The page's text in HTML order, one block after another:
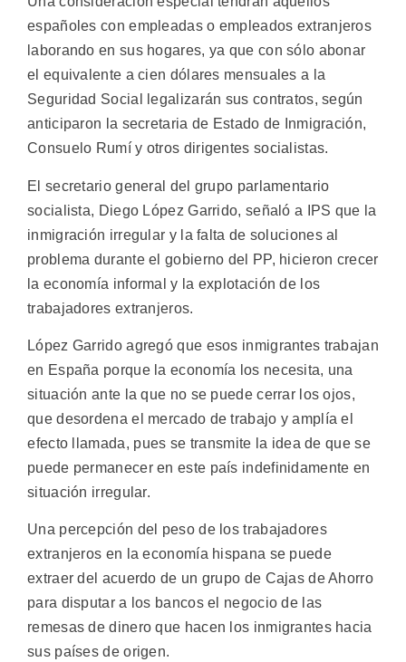
españoles con empleadas o empleados extranjeros
laborando en sus hogares, ya que con sólo abonar
el equivalente a cien dólares mensuales a la
Seguridad Social legalizarán sus contratos, según
anticiparon la secretaria de Estado de Inmigración,
Consuelo Rumí y otros dirigentes socialistas.
El secretario general del grupo parlamentario
socialista, Diego López Garrido, señaló a IPS que la
inmigración irregular y la falta de soluciones al
problema durante el gobierno del PP, hicieron crecer
la economía informal y la explotación de los
trabajadores extranjeros.
López Garrido agregó que esos inmigrantes trabajan
en España porque la economía los necesita, una
situación ante la que no se puede cerrar los ojos,
que desordena el mercado de trabajo y amplía el
efecto llamada, pues se transmite la idea de que se
puede permanecer en este país indefinidamente en
situación irregular.
Una percepción del peso de los trabajadores
extranjeros en la economía hispana se puede
extraer del acuerdo de un grupo de Cajas de Ahorro
para disputar a los bancos el negocio de las
remesas de dinero que hacen los inmigrantes hacia
sus países de origen.